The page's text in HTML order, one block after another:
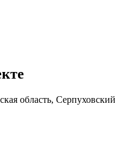
область,